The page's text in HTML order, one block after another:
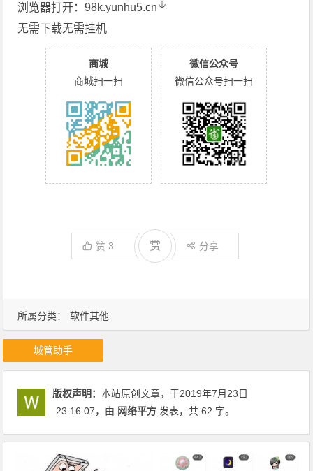
所属分类： 软件其他
浏览器打开：98k.yunhu5.cn
无需下载无需挂机
商城
商城扫一扫
微信公众号
微信公众号扫一扫
赞3 赏 分享
城管助手
版权声明：本站原创文章，于2019年7月23日
23:16:07，由 网络平方 发表，共 62 字。